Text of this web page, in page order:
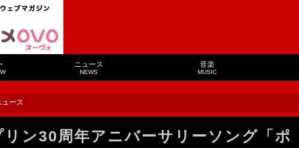
ニュース
NEWS
音楽
MUSIC
ース
ン30周年アニバーサリーソング「ポ